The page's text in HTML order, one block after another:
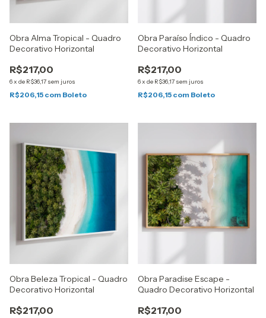
Obra Alma Tropical - Quadro
Decorativo Horizontal
R$217,00
6x de R$36,17 sem juros
R$206,15 com Boleto
Obra Paraíso Índico - Quadro
Decorativo Horizontal
R$217,00
6x de R$36,17 sem juros
R$206,15 com Boleto
Obra Beleza Tropical - Quadro
Decorativo Horizontal
R$217,00
Obra Paradise Escape -
Quadro Decorativo Horizontal
R$217,00